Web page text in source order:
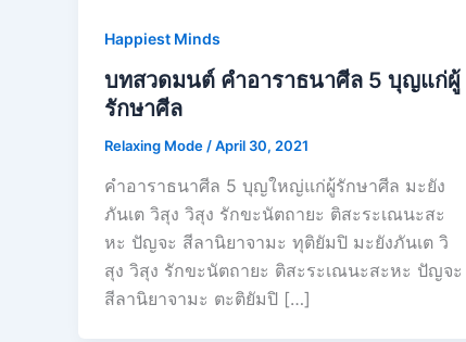
Happiest Minds
บทสวดมนต์ คำอาราธนาศีล 5 บุญแก่ผู้
รักษาศีล
Relaxing Mode /April 30, 2021
คำอาราธนาศีล 5 บุญใหญ่แก่ผู้รักษาศีล มะยัง
ภันเต วิสุง วิสุง รักขะนัตถายะ ติสะระเณนะสะ
หะ ปัญจะ สีลานิยาจามะ ทุติยัมปิ มะยังภันเต วิ
สุง วิสุง รักขะนัตถายะ ติสะระเณนะสะหะ ปัญจะ
สีลานิยาจามะ ตะติยัมปิ […]